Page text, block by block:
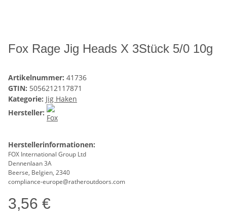
Fox Rage Jig Heads X 3Stück 5/0 10g
Artikelnummer: 41736
GTIN: 5056212117871
Kategorie: Jig Haken
Hersteller:
Herstellerinformationen:
FOX International Group Ltd
Dennenlaan 3A
Beerse, Belgien, 2340
compliance-europe@ratheroutdoors.com
3,56 €